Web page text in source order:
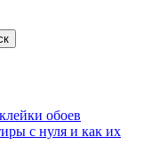
обоев
с нуля и как их